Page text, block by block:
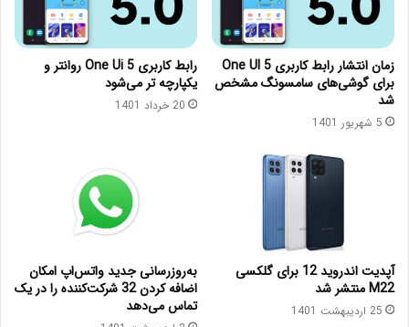
زمان انتشار رابط کاربری One UI 5
برای گوشی‌های سامسونگ مشخص
شد
5 شهریور 1401
رابط کاربری One Ui 5 روانتر و
یکپارچه تر می‌شود
20 خرداد 1401
آپدیت اندروید 12 برای گلکسی
M22 منتشر شد
25 اردیبهشت 1401
به‌روزرسانی جدید واتس‌اپ امکان
اضافه کردن 32 شرکت‌کننده را در یک
تماس می‌دهد